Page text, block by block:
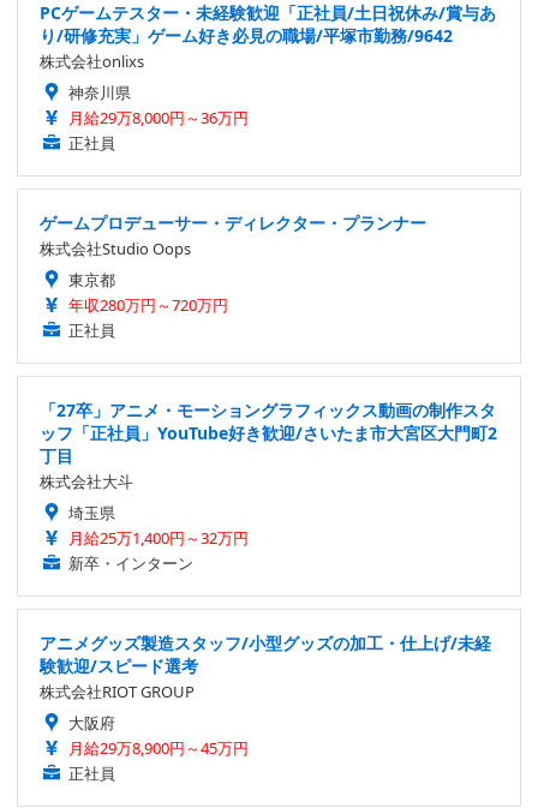
PCゲームテスター・未経験歓迎「正社員/土日祝休み/賞与あ
り/研修充実」ゲーム好き必見の職場/平塚市勤務/9642
株式会社onlixs
神奈川県
月給29万8,000円～36万円
正社員
ゲームプロデューサー・ディレクター・プランナー
株式会社Studio Oops
東京都
年収280万円～720万円
正社員
「27卒」アニメ・モーショングラフィックス動画の制作スタ
ッフ「正社員」YouTube好き歓迎/さいたま市大宮区大門町2
丁目
株式会社大斗
埼玉県
月給25万1,400円～32万円
新卒・インターン
アニメグッズ製造スタッフ/小型グッズの加工・仕上げ/未経
験歓迎/スピード選考
株式会社RIOT GROUP
大阪府
月給29万8,900円～45万円
正社員